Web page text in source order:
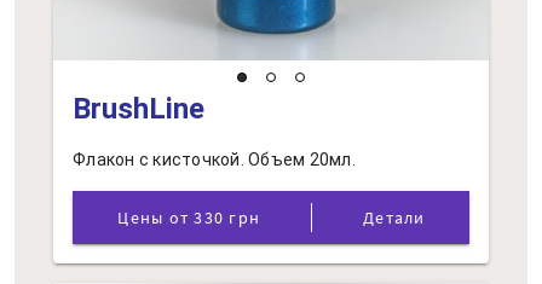
BrushLine
Флакон с кисточкой. Объем 20мл.
Цены от 330 грн Детали